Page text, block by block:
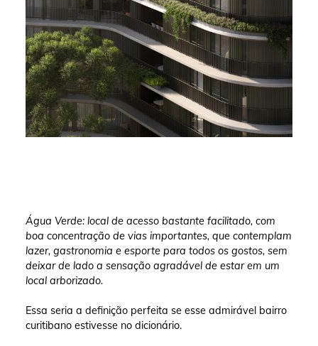
Água Verde: local de acesso bastante facilitado, com
boa concentração de vias importantes, que contemplam
lazer, gastronomia e esporte para todos os gostos, sem
deixar de lado a sensação agradável de estar em um
local arborizado.
Essa seria a definição perfeita se esse admirável bairro
curitibano estivesse no dicionário.